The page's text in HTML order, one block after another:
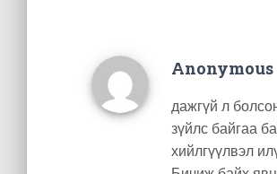
Anonymous
дажгүй л
зүйлс байгаа
хийлгүүлвэл